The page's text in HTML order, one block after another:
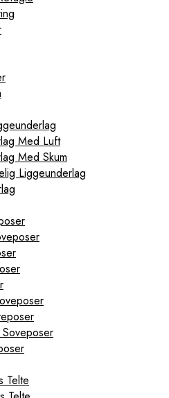
Med Luft
Med Skum
Liggeunderlag
Telte